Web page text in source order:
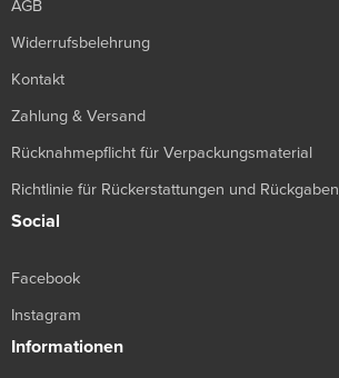
AGB
Widerrufsbelehrung
Kontakt
Zahlung & Versand
Rücknahmepflicht für Verpackungsmaterial
Richtlinie für Rückerstattungen und Rückgaben
Social
Facebook
Instagram
Informationen